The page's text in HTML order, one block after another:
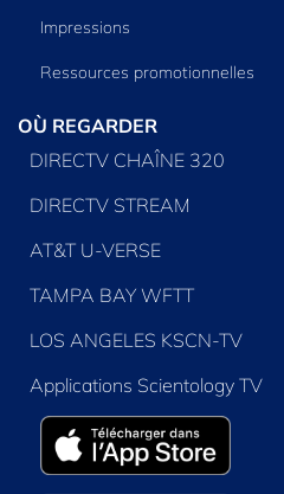
Impressions
Ressources promotionnelles
OÙ REGARDER
DIRECTV CHAÎNE 320
DIRECTV STREAM
AT&T U-VERSE
TAMPA BAY WFTT
LOS ANGELES KSCN-TV
Applications Scientology TV